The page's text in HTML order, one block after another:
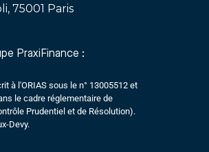
75001 Paris
PraxiFinance :
à l'ORIAS sous le n° 13005512 et
le cadre réglementaire de
Prudentiel et de Résolution).
Devy.